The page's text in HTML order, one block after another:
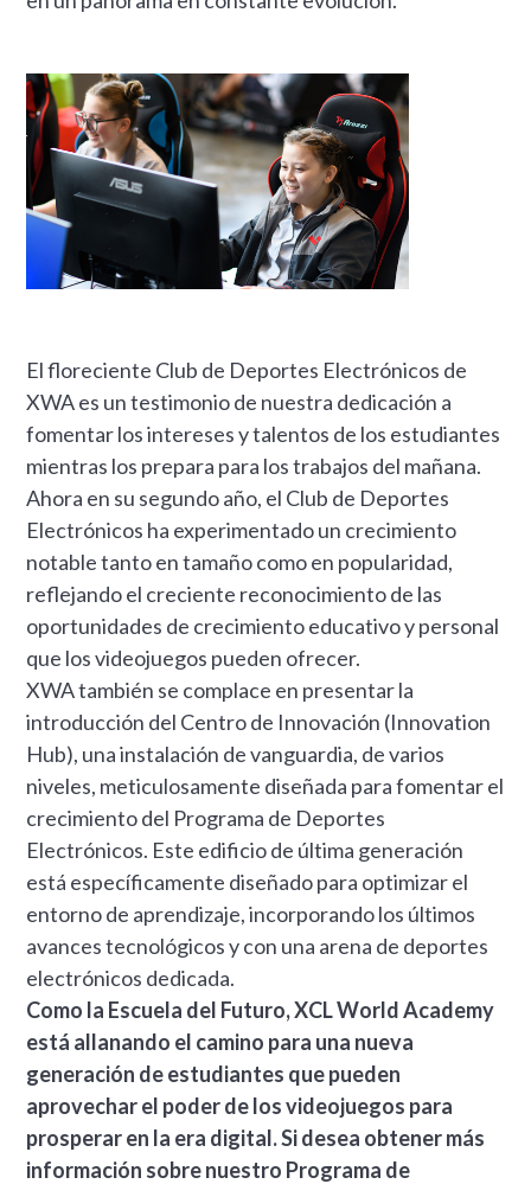
El floreciente Club de Deportes Electrónicos de
XWA es un testimonio de nuestra dedicación a
fomentar los intereses y talentos de los estudiantes
mientras los prepara para los trabajos del mañana.
Ahora en su segundo año, el Club de Deportes
Electrónicos ha experimentado un crecimiento
notable tanto en tamaño como en popularidad,
reflejando el creciente reconocimiento de las
oportunidades de crecimiento educativo y personal
que los videojuegos pueden ofrecer.
XWA también se complace en presentar la
introducción del Centro de Innovación (Innovation
Hub), una instalación de vanguardia, de varios
niveles, meticulosamente diseñada para fomentar el
crecimiento del Programa de Deportes
Electrónicos. Este edificio de última generación
está específicamente diseñado para optimizar el
entorno de aprendizaje, incorporando los últimos
avances tecnológicos y con una arena de deportes
electrónicos dedicada.
Como la Escuela del Futuro, XCL World Academy
está allanando el camino para una nueva
generación de estudiantes que pueden
aprovechar el poder de los videojuegos para
prosperar en la era digital. Si desea obtener más
información sobre nuestro Programa de